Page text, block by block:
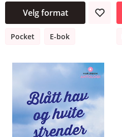
Velg format
Pocket E-bok